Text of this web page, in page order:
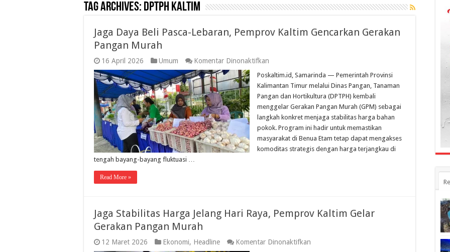
Tag Archives: DPTPH Kaltim
Jaga Daya Beli Pasca-Lebaran, Pemprov Kaltim Gencarkan Gerakan
Pangan Murah
16 April 2026 Umum Komentar Dinonaktifkan
Daya
Beli
Pasca-
Lebaran,
Pemprov
Kaltim
Gencarkan
Gerakan
Pangan
Murah
Poskaltim.id, Samarinda — Pemerintah Provinsi
Kalimantan Timur melalui Dinas Pangan, Tanaman
Pangan dan Hortikultura (DPTPH) kembali
menggelar Gerakan Pangan Murah (GPM) sebagai
langkah konkret menjaga stabilitas harga bahan
pokok. Program ini hadir untuk memastikan
masyarakat di Benua Etam tetap dapat mengakses
komoditas strategis dengan harga terjangkau di
tengah bayang-bayang fluktuasi …
Read More »
Jaga Stabilitas Harga Jelang Hari Raya, Pemprov Kaltim Gelar
Gerakan Pangan Murah
12 Maret 2026 Ekonomi, Headline Komentar Dinonaktifkan